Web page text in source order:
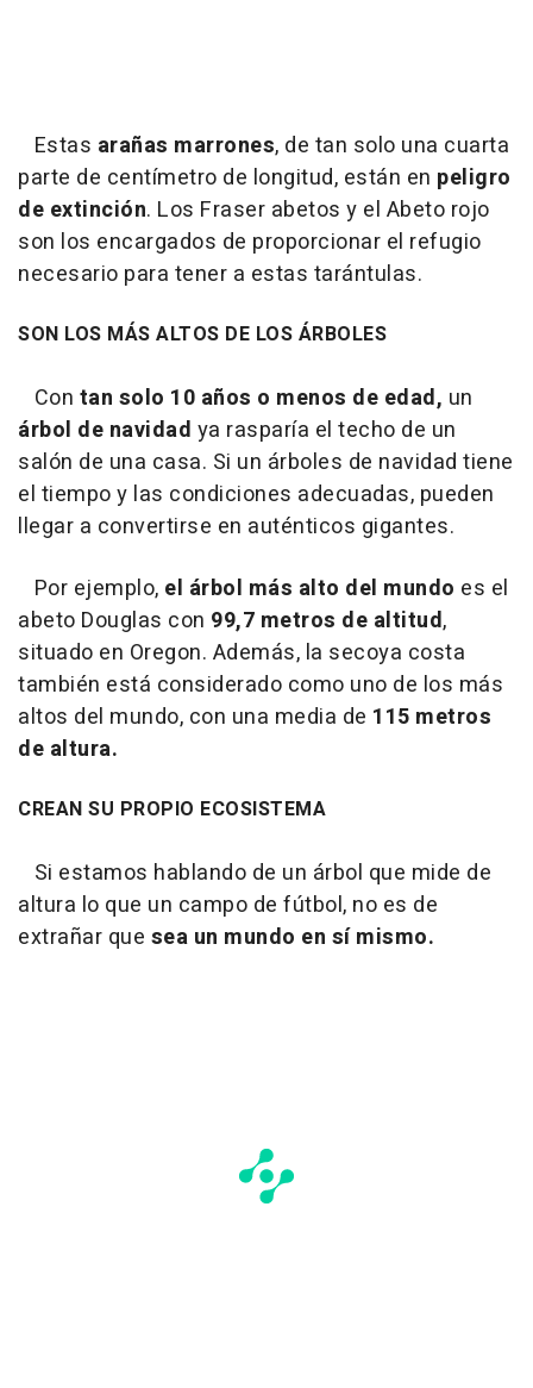
Estas arañas marrones, de tan solo una cuarta
parte de centímetro de longitud, están en peligro
de extinción. Los Fraser abetos y el Abeto rojo
son los encargados de proporcionar el refugio
necesario para tener a estas tarántulas.
SON LOS MÁS ALTOS DE LOS ÁRBOLES
Con tan solo 10 años o menos de edad, un
árbol de navidad ya rasparía el techo de un
salón de una casa. Si un árboles de navidad tiene
el tiempo y las condiciones adecuadas, pueden
llegar a convertirse en auténticos gigantes.
Por ejemplo, el árbol más alto del mundo es el
abeto Douglas con 99,7 metros de altitud,
situado en Oregon. Además, la secoya costa
también está considerado como uno de los más
altos del mundo, con una media de 115 metros
de altura.
CREAN SU PROPIO ECOSISTEMA
Si estamos hablando de un árbol que mide de
altura lo que un campo de fútbol, no es de
extrañar que sea un mundo en sí mismo.